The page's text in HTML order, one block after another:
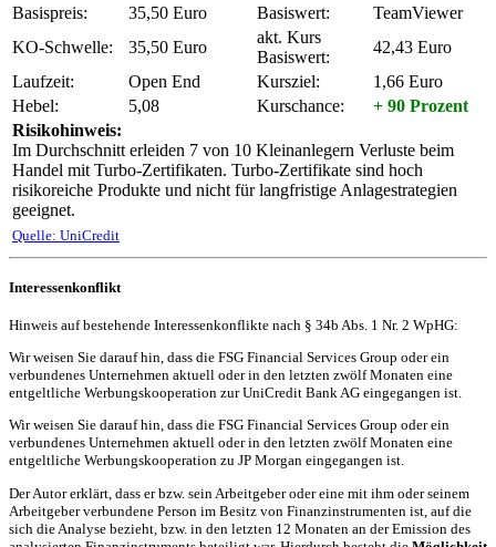
Basispreis:
35,50 Euro Basiswert:
TeamViewer
KO-Schwelle:
35,50 Euro
akt. Kurs
Basiswert:
42,43 Euro
Laufzeit:
Open End Kursziel:
1,66 Euro
Hebel:
5,08 Kurschance:
+ 90 Prozent
Risikohinweis:
Im Durchschnitt erleiden 7 von 10 Kleinanlegern Verluste beim
Handel mit Turbo-Zertifikaten. Turbo-Zertifikate sind hoch
risikoreiche Produkte und nicht für langfristige Anlagestrategien
geeignet.
Quelle: UniCredit
Interessenkonflikt
Hinweis auf bestehende Interessenkonflikte nach § 34b Abs. 1 Nr. 2 WpHG:
Wir weisen Sie darauf hin, dass die FSG Financial Services Group oder ein
verbundenes Unternehmen aktuell oder in den letzten zwölf Monaten eine
entgeltliche Werbungskooperation zur UniCredit Bank AG eingegangen ist.
Wir weisen Sie darauf hin, dass die FSG Financial Services Group oder ein
verbundenes Unternehmen aktuell oder in den letzten zwölf Monaten eine
entgeltliche Werbungskooperation zu JP Morgan eingegangen ist.
Der Autor erklärt, dass er bzw. sein Arbeitgeber oder eine mit ihm oder seinem
Arbeitgeber verbundene Person im Besitz von Finanzinstrumenten ist, auf die
sich die Analyse bezieht, bzw. in den letzten 12 Monaten an der Emission des